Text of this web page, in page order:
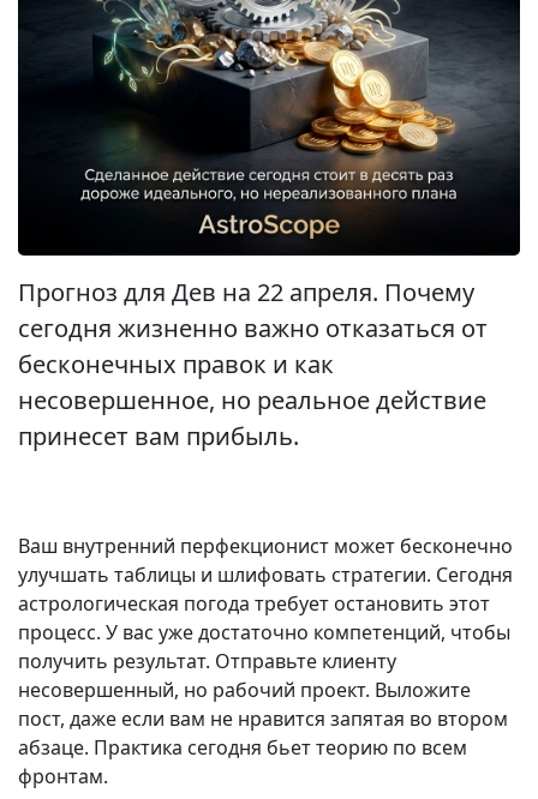
Прогноз для Дев на 22 апреля. Почему
сегодня жизненно важно отказаться от
бесконечных правок и как
несовершенное, но реальное действие
принесет вам прибыль.
Ваш внутренний перфекционист может бесконечно
улучшать таблицы и шлифовать стратегии. Сегодня
астрологическая погода требует остановить этот
процесс. У вас уже достаточно компетенций, чтобы
получить результат. Отправьте клиенту
несовершенный, но рабочий проект. Выложите
пост, даже если вам не нравится запятая во втором
абзаце. Практика сегодня бьет теорию по всем
фронтам.